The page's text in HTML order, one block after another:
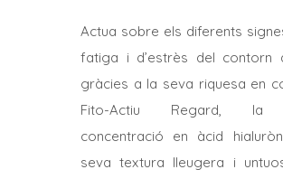
Actua sobre els diferents
fatiga i d’estrès del contorn
gràcies a la seva riquesa en
Fito-Actiu Regard, la
concentració en àcid
seva textura lleugera i